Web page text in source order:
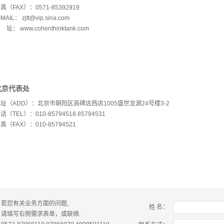
（FAX）：0571-85392919
MAIL： zjtt@vip.sina.com
址： www.cohenthinktank.com
京代表处
（ADD）：北京市朝阳区高碑店西店1005盛世龙源24号楼3-2
话（TEL）：010-85794518 85794531
（FAX）：010-85794521
若您有关业务方面的问题,
请填写右侧需求表单，或联络:
姓 名：